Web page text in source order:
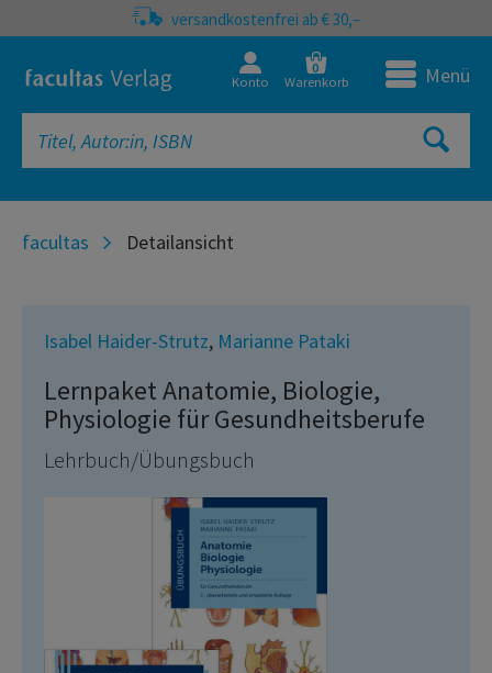
versandkostenfrei ab € 30,–
Konto
0
Warenkorb Menü
facultas Detailansicht
Isabel Haider-Strutz, Marianne Pataki
Lernpaket Anatomie, Biologie,
Physiologie für Gesundheitsberufe
Lehrbuch/Übungsbuch